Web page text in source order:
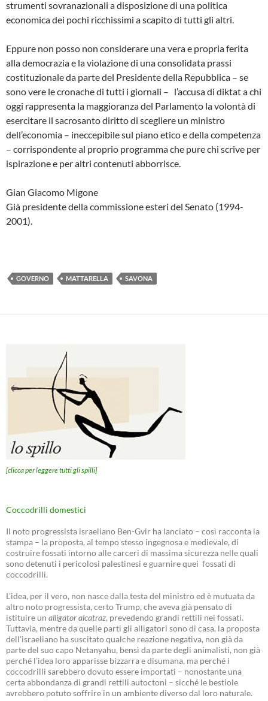
strumenti sovranazionali a disposizione di una politica
economica dei pochi ricchissimi a scapito di tutti gli altri.
Eppure non posso non considerare una vera e propria ferita
alla democrazia e la violazione di una consolidata prassi
costituzionale da parte del Presidente della Repubblica – se
sono vere le cronache di tutti i giornali – l’accusa di diktat a chi
oggi rappresenta la maggioranza del Parlamento la volontà di
esercitare il sacrosanto diritto di scegliere un ministro
dell’economia – ineccepibile sul piano etico e della competenza
– corrispondente al proprio programma che pure chi scrive per
ispirazione e per altri contenuti abborrisce.
Gian Giacomo Migone
Già presidente della commissione esteri del Senato (1994-
2001).
GOVERNO MATTARELLA SAVONA
[clicca per leggere tutti gli spilli]
Coccodrilli domestici
Il noto progressista israeliano Ben-Gvir ha lanciato – così racconta la
stampa – la proposta, al tempo stesso ingegnosa e medievale, di
costruire fossati intorno alle carceri di massima sicurezza nelle quali
sono detenuti i pericolosi palestinesi e guarnire quei fossati di
coccodrilli.
L’idea, per il vero, non nasce dalla testa del ministro ed è mutuata da
altro noto progressista, certo Trump, che aveva già pensato di
istituire un alligator alcatraz, prevedendo grandi rettili nei fossati.
Tuttavia, mentre da quelle parti gli alligatori sono di casa, la proposta
dell’israeliano ha suscitato qualche reazione negativa, non già da
parte del suo capo Netanyahu, bensì da parte degli animalisti, non già
perché l’idea loro apparisse bizzarra e disumana, ma perché i
coccodrilli sarebbero dovuto essere importati – nonostante una
certa abbondanza di grandi rettili autoctoni – sicché le bestiole
avrebbero potuto soffrire in un ambiente diverso dal loro naturale.